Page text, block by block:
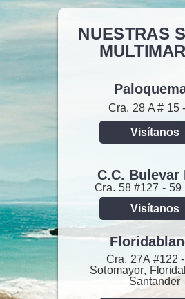
Cra. 28 A # 15
Visítanos
Cra. 58 #127 - 59
C.C. Bulevar
Visítanos
NUESTRAS
Cra. 27A #122
Sotomayor,
Santander